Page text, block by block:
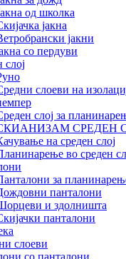
од школка
јакна
јакни
со пердуви
слој
слоеви на
слој за
СРЕДЕН
на среден слој
во среден
за
панталони
и здолништа
панталони
слоеви
со панталони